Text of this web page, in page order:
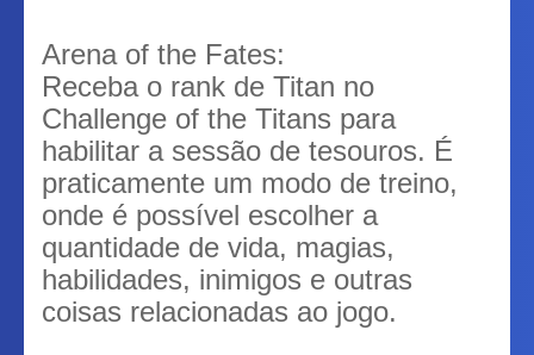
Arena of the Fates:
Receba o rank de Titan no
Challenge of the Titans para
habilitar a sessão de tesouros. É
praticamente um modo de treino,
onde é possível escolher a
quantidade de vida, magias,
habilidades, inimigos e outras
coisas relacionadas ao jogo.